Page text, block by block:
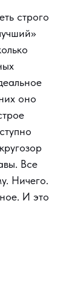
строго
оно
Все
Ничего.
И это